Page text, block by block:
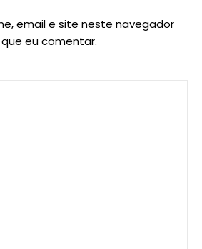
email e site neste navegador
eu comentar.